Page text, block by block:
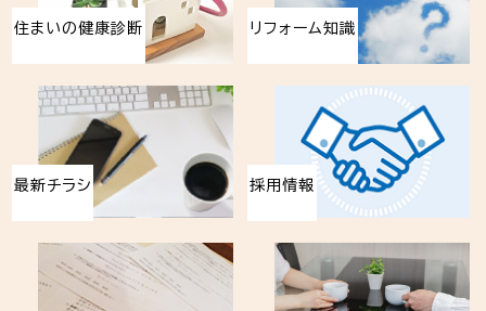
住まいの健康診断 リフォーム知識
最新チラシ 採用情報